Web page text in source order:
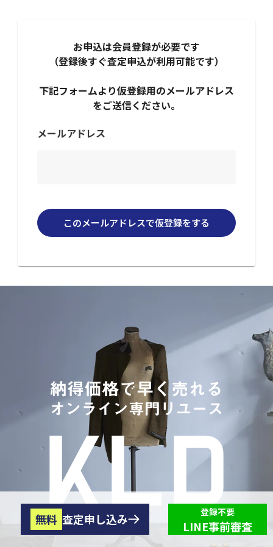
お申込は会員登録が必要です
（登録後すぐ査定申込が利用可能です）
下記フォームより仮登録用のメールアドレス
をご送信ください。
メールアドレス
このメールアドレスで仮登録をする
無料 査定申し込み 登録不要
LINE事前審査